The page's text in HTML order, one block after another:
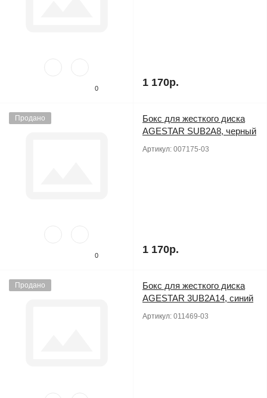
0 1 170р.
Продано
0
Бокс для жесткого диска
AGESTAR SUB2A8, черный
Артикул: 007175-03
1 170р.
Продано
Бокс для жесткого диска
AGESTAR 3UB2A14, синий
Артикул: 011469-03